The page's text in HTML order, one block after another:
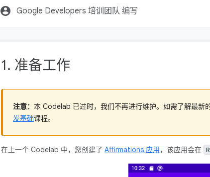
account_circle Google Developers 培训团队 编写
1. 准备工作
注意： 本 Codelab 已过时，我们不再进行维护。如需了解最新
发基础课程。
在上一个 Codelab 中，您创建了 Affirmations 应用，该应用会在